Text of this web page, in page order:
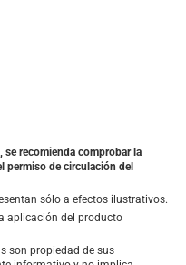
se recomienda comprobar la
permiso de circulación del
sólo a efectos ilustrativos.
aplicación del producto
son propiedad de sus